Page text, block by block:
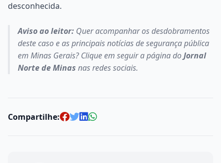
desconhecida.
Aviso ao leitor: Quer acompanhar os desdobramentos
deste caso e as principais notícias de segurança pública
em Minas Gerais? Clique em seguir a página doJornal
Norte de Minas nas redes sociais.
Compartilhe: